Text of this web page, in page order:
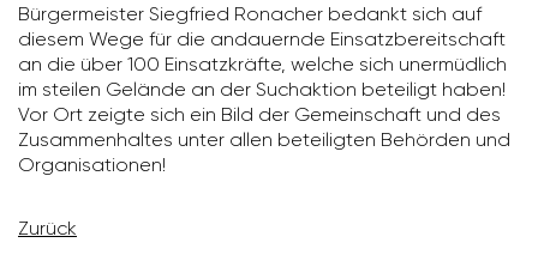
Bürger­meister Sieg­fried Ronacher bedankt sich auf
diesem Wege für die andau­ernde Einsatz­be­reit­schaft
an die über 100 Einsatz­kräfte, welche sich uner­müd­lich
im steilen Gelände an der Such­ak­tion betei­ligt haben!
Vor Ort zeigte sich ein Bild der Gemein­schaft und des
Zusam­men­haltes unter allen betei­ligten Behörden und
Orga­ni­sa­tionen!
Zurück